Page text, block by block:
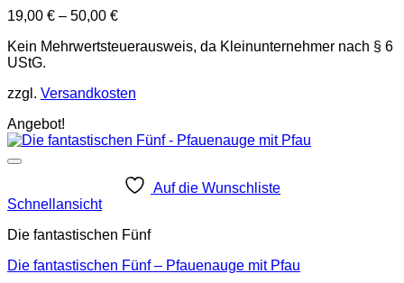
19,00 € – 50,00 €
Kein Mehrwertsteuerausweis, da Kleinunternehmer nach § 6
UStG.
zzgl. Versandkosten
Angebot!
Auf die Wunschliste
Schnellansicht
Die fantastischen Fünf
Die fantastischen Fünf – Pfauenauge mit Pfau